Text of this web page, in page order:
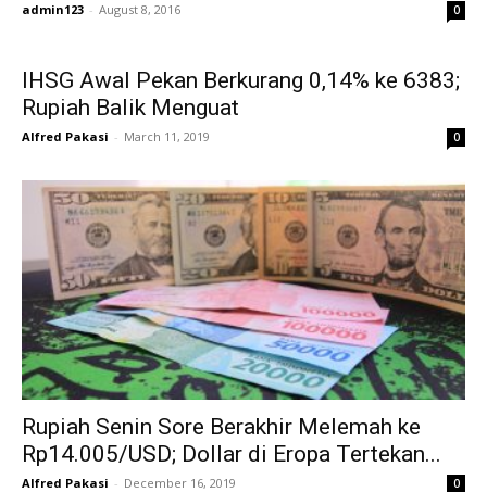
admin123 - August 8, 2016 0
IHSG Awal Pekan Berkurang 0,14% ke 6383;
Rupiah Balik Menguat
Alfred Pakasi - March 11, 2019 0
Rupiah Senin Sore Berakhir Melemah ke
Rp14.005/USD; Dollar di Eropa Tertekan...
Alfred Pakasi - December 16, 2019 0